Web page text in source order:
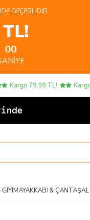
GEÇERLIDIR.
00
Kargo 79,99 TL! Kargo
4
GIYIMAYAKKABI & ÇANTA